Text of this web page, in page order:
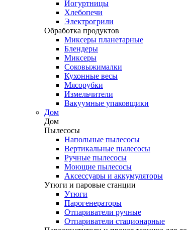
Йогуртницы
Хлебопечи
Электрогрили
Обработка продуктов
Миксеры планетарные
Блендеры
Миксеры
Соковыжималки
Кухонные весы
Мясорубки
Измельчители
Вакуумные упаковщики
Дом
Дом
Пылесосы
Напольные пылесосы
Вертикальные пылесосы
Ручные пылесосы
Моющие пылесосы
Аксессуары и аккумуляторы
Утюги и паровые станции
Утюги
Парогенераторы
Отпариватели ручные
Отпариватели стационарные